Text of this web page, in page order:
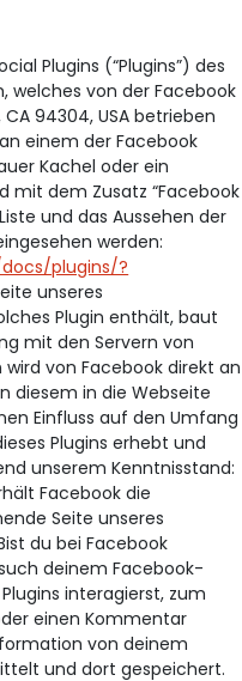
Plugins (“Plugins”) des
welches von der Facebook
CA 94304, USA betrieben
einem der Facebook
Kachel oder ein
mit dem Zusatz “Facebook
und das Aussehen der
werden:
plugins/?
unseres
Plugin enthält, baut
mit den Servern von
von Facebook direkt an
diesem in die Webseite
Einfluss auf den Umfang
Plugins erhebt und
unserem Kenntnisstand:
Facebook die
Seite unseres
du bei Facebook
deinem Facebook-
interagierst, zum
einen Kommentar
von deinem
und dort gespeichert.